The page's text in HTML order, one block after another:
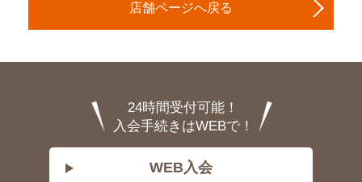
店舗ページへ戻る
24時間受付可能！
入会手続きはWEBで！
WEB入会